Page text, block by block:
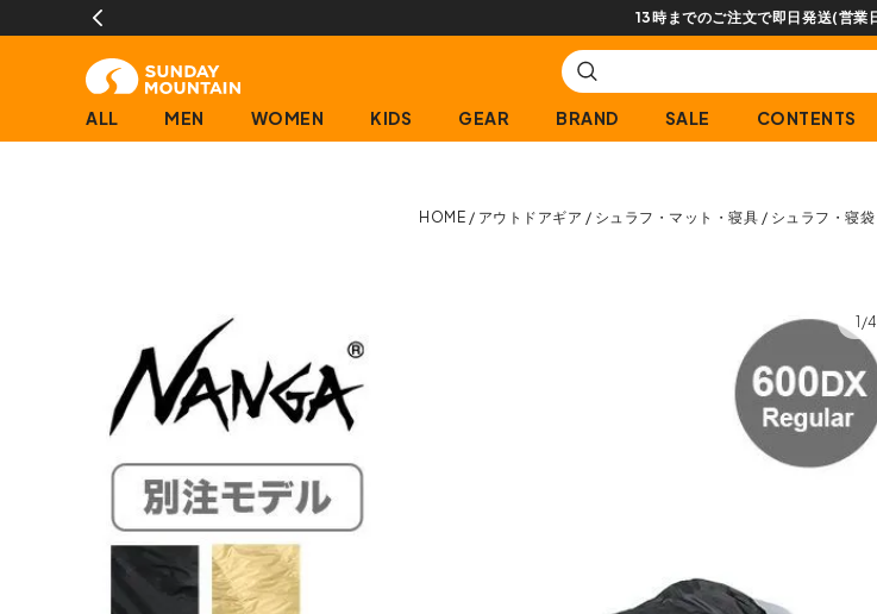
ALL MEN WOMEN KIDS GEAR BRAND SALE CONTENTS
HOME アウトドアギア シュラフ・マット・寝具 シュラフ・寝袋
1/4